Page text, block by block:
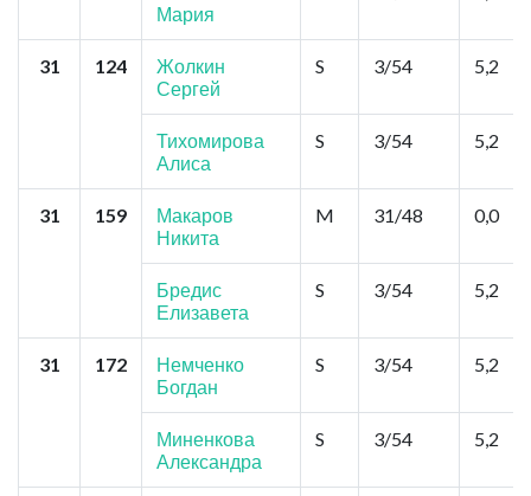
Мария
31 124
Жолкин
Сергей
S 3/54 5,2
Тихомирова
Алиса
S 3/54 5,2
31 159
Макаров
Никита
M 31/48 0,0
Бредис
Елизавета
S 3/54 5,2
31 172
Немченко
Богдан
S 3/54 5,2
Миненкова
Александра
S 3/54 5,2